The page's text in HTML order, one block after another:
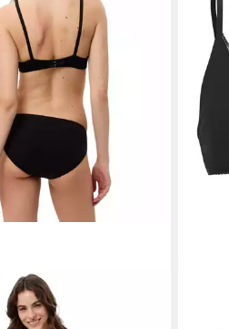
BH Rock'n'Roll N (1, 1-tlg.,
genähte Cups,